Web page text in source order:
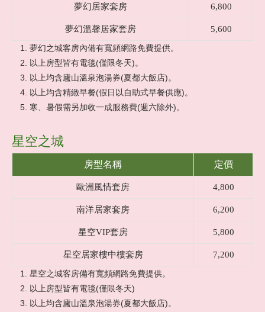
周邊景點
旅客回憶
聯絡我們
夢幻居家套房 6,800
夢幻溫馨居家套房
5,600
夢幻之城客房內備有寬頻網路免費提供。
以上房型皆有電毯(僅限冬天)。
以上均含廬山溫泉泡湯券(夏都大飯店)。
以上均含精緻早餐(假日以自助式早餐供應)。
寒、暑假需另加收一成服務費(週六除外)。
星空之城
房型名稱 定價
歐洲風情套房 4,800
南洋居家套房 6,200
星空VIP套房 5,800
星空居家樓中樓套房
7,200
星空之城客房備有寬頻網路免費提供。
以上房型皆有電毯(僅限冬天)
以上均含廬山溫泉泡湯券(夏都大飯店)。